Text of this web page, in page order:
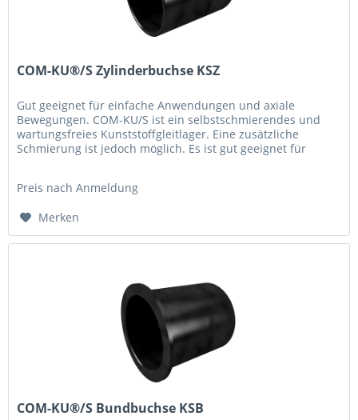
COM-KU®/S Zylinderbuchse KSZ
Gut geeignet für einfache Anwendungen und axiale
Bewegungen. COM-KU/S ist ein selbstschmierendes und
wartungsfreies Kunststoffgleitlager. Eine zusätzliche
Schmierung ist jedoch möglich. Es ist gut geeignet für
Preis nach Anmeldung
Merken
COM-KU®/S Bundbuchse KSB